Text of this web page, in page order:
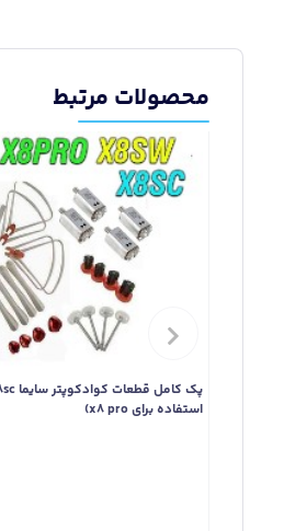
محصولات مرتبط
استفاده برای x8 pro)